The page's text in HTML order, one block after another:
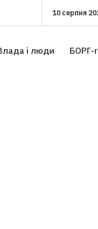
10 серпня
i люди БОРГ-